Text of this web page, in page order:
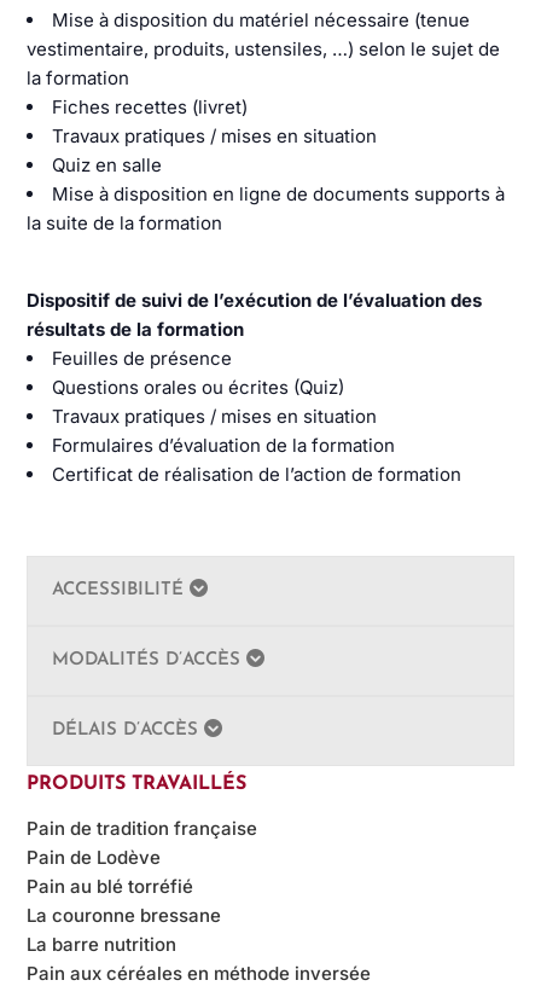
Mise à disposition du matériel nécessaire (tenue
vestimentaire, produits, ustensiles, …) selon le sujet de
la formation
Fiches recettes (livret)
Travaux pratiques / mises en situation
Quiz en salle
Mise à disposition en ligne de documents supports à
la suite de la formation
Dispositif de suivi de l’exécution de l’évaluation des
résultats de la formation
Feuilles de présence
Questions orales ou écrites (Quiz)
Travaux pratiques / mises en situation
Formulaires d’évaluation de la formation
Certificat de réalisation de l’action de formation
ACCESSIBILITÉ
MODALITÉS D’ACCÈS
DÉLAIS D’ACCÈS
PRODUITS TRAVAILLÉS
Pain de tradition française
Pain de Lodève
Pain au blé torréfié
La couronne bressane
La barre nutrition
Pain aux céréales en méthode inversée